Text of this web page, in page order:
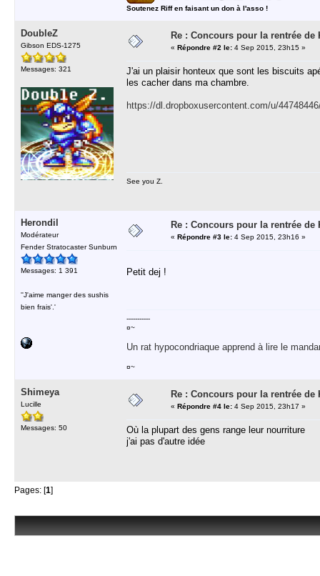
Soutenez Riff en faisant un don à l'asso !
DoubleZ
Gibson EDS-1275
Messages: 321
Re : Concours pour la rentrée de
« Répondre #2 le: 4 Sep 2015, 23h15 »
J'ai un plaisir honteux que sont les biscuits
les cacher dans ma chambre.
https://dl.dropboxusercontent.com/u/
See you Z.
Herondil
Modérateur
Fender Stratocaster Sunburn
Messages: 1 391
''J'aime manger des sushis
bien frais'.'
Re : Concours pour la rentrée de
« Répondre #3 le: 4 Sep 2015, 23h16 »
Petit dej !
-----------
¤~
Un rat hypocondriaque apprend à lire le
¤~
Shimeya
Lucille
Messages: 50
Re : Concours pour la rentrée de
« Répondre #4 le: 4 Sep 2015, 23h17 »
Où la plupart des gens range leur nourriture
j'ai pas d'autre idée
Pages: [1]